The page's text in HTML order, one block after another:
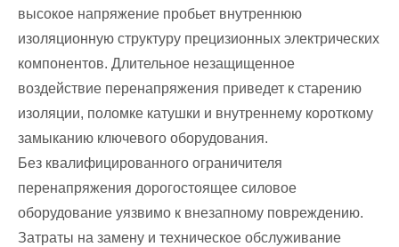
высокое напряжение пробьет внутреннюю
изоляционную структуру прецизионных электрических
компонентов. Длительное незащищенное
воздействие перенапряжения приведет к старению
изоляции, поломке катушки и внутреннему короткому
замыканию ключевого оборудования.
Без квалифицированного ограничителя
перенапряжения дорогостоящее силовое
оборудование уязвимо к внезапному повреждению.
Затраты на замену и техническое обслуживание